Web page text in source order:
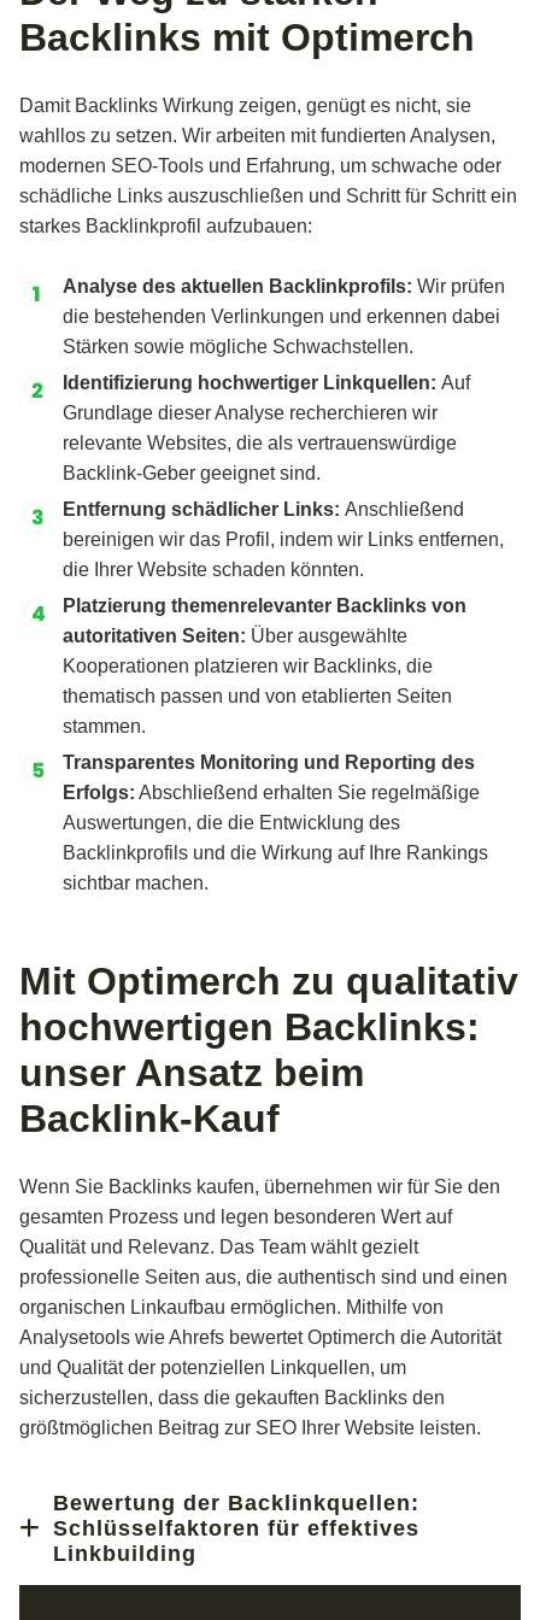
Markenbekanntheit.
Markenbekanntheit beiträgt.
Diese Platzierungen sind besonders für Generative
Engine Optimization (GEO) von hoher Bedeutung, da
ansprechen.
Backlinks mit Optimerch
Damit Backlinks Wirkung zeigen, genügt es nicht, sie
wahllos zu setzen. Wir arbeiten mit fundierten Analysen,
modernen SEO-Tools und Erfahrung, um schwache oder
schädliche Links auszuschließen und Schritt für Schritt ein
starkes Backlinkprofil aufzubauen:
Analyse des aktuellen Backlinkprofils: Wir prüfen
die bestehenden Verlinkungen und erkennen dabei
Stärken sowie mögliche Schwachstellen.
Identifizierung hochwertiger Linkquellen:Auf
Grundlage dieser Analyse recherchieren wir
relevante Websites, die als vertrauenswürdige
Backlink-Geber geeignet sind.
Entfernung schädlicher Links:Anschließend
bereinigen wir das Profil, indem wir Links entfernen,
die Ihrer Website schaden könnten.
Platzierung themenrelevanter Backlinks von
autoritativen Seiten: Über ausgewählte
Kooperationen platzieren wir Backlinks, die
thematisch passen und von etablierten Seiten
stammen.
Transparentes Monitoring und Reporting des
Erfolgs: Abschließend erhalten Sie regelmäßige
Auswertungen, die die Entwicklung des
Backlinkprofils und die Wirkung auf Ihre Rankings
sichtbar machen.
Mit Optimerch zu qualitativ
hochwertigen Backlinks:
unser Ansatz beim
Backlink-Kauf
Wenn Sie Backlinks kaufen, übernehmen wir für Sie den
gesamten Prozess und legen besonderen Wert auf
Qualität und Relevanz. Das Team wählt gezielt
professionelle Seiten aus, die authentisch sind und einen
organischen Linkaufbau ermöglichen. Mithilfe von
Analysetools wie Ahrefs bewertet Optimerch die Autorität
und Qualität der potenziellen Linkquellen, um
sicherzustellen, dass die gekauften Backlinks den
größtmöglichen Beitrag zur SEO Ihrer Website leisten.
Bewertung der Backlink­quellen:
Schlüssel­faktoren für effektives
Linkbuilding​